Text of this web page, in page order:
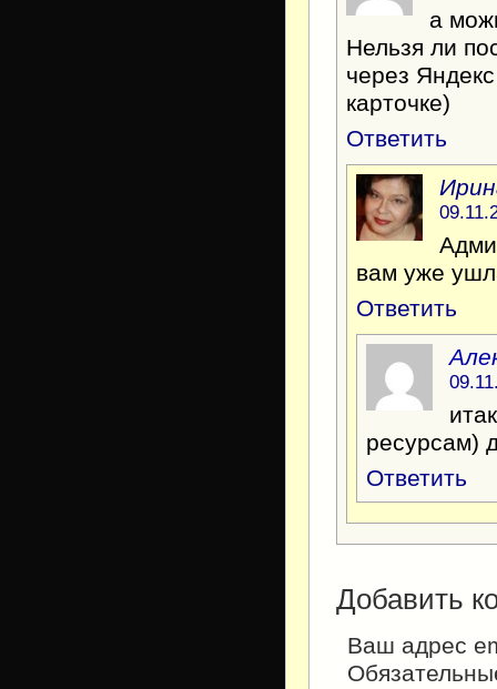
а
Нельзя ли
через
карточке)
Ответить
вам уже
Ответить
ресурсам)
Ответить
Добавить
Ваш адрес